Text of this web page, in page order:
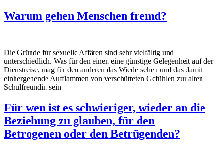
Warum gehen Menschen fremd?
Die Gründe für sexuelle Affären sind sehr vielfältig und
unterschiedlich. Was für den einen eine günstige Gelegenheit auf der
Dienstreise, mag für den anderen das Wiedersehen und das damit
einhergehende Aufflammen von verschütteten Gefühlen zur alten
Schulfreundin sein.
Für wen ist es schwieriger, wieder an die
Beziehung zu glauben, für den
Betrogenen oder den Betrügenden?